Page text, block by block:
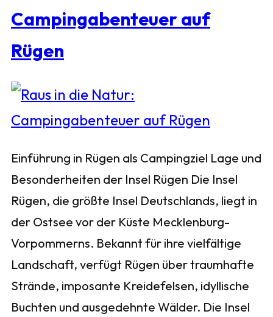
Campingabenteuer auf
Rügen
Einführung in Rügen als Campingziel Lage und
Besonderheiten der Insel Rügen Die Insel
Rügen, die größte Insel Deutschlands, liegt in
der Ostsee vor der Küste Mecklenburg-
Vorpommerns. Bekannt für ihre vielfältige
Landschaft, verfügt Rügen über traumhafte
Strände, imposante Kreidefelsen, idyllische
Buchten und ausgedehnte Wälder. Die Insel